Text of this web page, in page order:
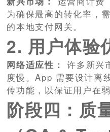
为确保最高的转化率，
的本地支付网关。
2. 用户体验
网络适应性：
许多新兴
度慢。App 需要设计离
传功能，以保证用户在
阶段四：质